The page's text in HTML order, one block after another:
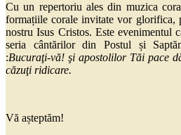
Cu un repertoriu ales din muzica
formațiile corale invitate vor glorifica,
nostru Isus Cristos. Este evenimentul
seria cântărilor din Postul și
:Bucuraţi-vă! şi apostolilor Tăi pace
căzuţi ridicare.
Vă așteptăm!